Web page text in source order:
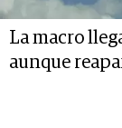
La macro
aunque